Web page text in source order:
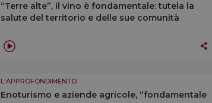
“Terre alte”, il vino è fondamentale: tutela la
salute del territorio e delle sue comunità
L'APPROFONDIMENTO
Enoturismo e aziende agricole, “fondamentale